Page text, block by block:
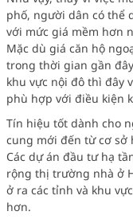
phố, người dân có thể
với mức giá mềm hơn
Mặc dù giá căn hộ
trong thời gian gần
khu vực nội đô thì đây
phù hợp với điều kiện
Tín hiệu tốt dành cho
cung mới đến từ cơ
Các dự án đầu tư hạ
rộng thị trường nhà ở
ở ra các tỉnh và khu
hơn.